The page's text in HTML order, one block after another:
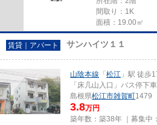
間取り：1K
面積：19.00㎡
賃貸｜アパート サンハイツ１１
山陰本線 「 松江 」駅 徒歩
「床几山入口」バス停下
島根県松江市雑賀町1479
3.8万円
築年数：築38年 ｜募集中：